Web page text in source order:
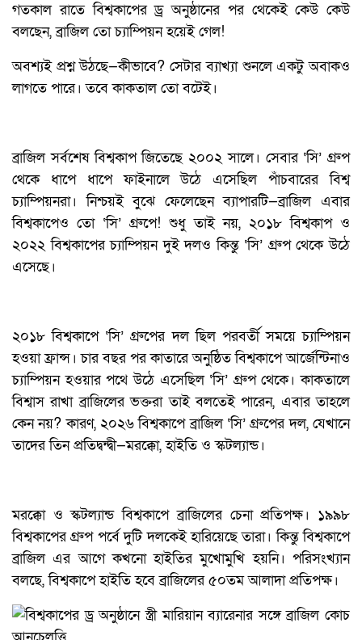
গতকাল রাতে বিশ্বকাপের ড্র অনুষ্ঠানের পর থেকেই কেউ কেউ
বলছেন, ব্রাজিল তো চ্যাম্পিয়ন হয়েই গেল!
অবশ্যই প্রশ্ন উঠছে—কীভাবে? সেটার ব্যাখ্যা শুনলে একটু অবাকও
লাগতে পারে। তবে কাকতাল তো বটেই।
ব্রাজিল সর্বশেষ বিশ্বকাপ জিতেছে ২০০২ সালে। সেবার ‘সি’ গ্রুপ
থেকে ধাপে ধাপে ফাইনালে উঠে এসেছিল পাঁচবারের বিশ্ব
চ্যাম্পিয়নরা। নিশ্চয়ই বুঝে ফেলেছেন ব্যাপারটি—ব্রাজিল এবার
বিশ্বকাপেও তো ‘সি’ গ্রুপে! শুধু তাই নয়, ২০১৮ বিশ্বকাপ ও
২০২২ বিশ্বকাপের চ্যাম্পিয়ন দুই দলও কিন্তু ‘সি’ গ্রুপ থেকে উঠে
এসেছে।
২০১৮ বিশ্বকাপে ‘সি’ গ্রুপের দল ছিল পরবর্তী সময়ে চ্যাম্পিয়ন
হওয়া ফ্রান্স। চার বছর পর কাতারে অনুষ্ঠিত বিশ্বকাপে আর্জেন্টিনাও
চ্যাম্পিয়ন হওয়ার পথে উঠে এসেছিল ‘সি’ গ্রুপ থেকে। কাকতালে
বিশ্বাস রাখা ব্রাজিলের ভক্তরা তাই বলতেই পারেন, এবার তাহলে
কেন নয়? কারণ, ২০২৬ বিশ্বকাপে ব্রাজিল ‘সি’ গ্রুপের দল, যেখানে
তাদের তিন প্রতিদ্বন্দ্বী—মরক্কো, হাইতি ও স্কটল্যান্ড।
মরক্কো ও স্কটল্যান্ড বিশ্বকাপে ব্রাজিলের চেনা প্রতিপক্ষ। ১৯৯৮
বিশ্বকাপের গ্রুপ পর্বে দুটি দলকেই হারিয়েছে তারা। কিন্তু বিশ্বকাপে
ব্রাজিল এর আগে কখনো হাইতির মুখোমুখি হয়নি। পরিসংখ্যান
বলছে, বিশ্বকাপে হাইতি হবে ব্রাজিলের ৫০তম আলাদা প্রতিপক্ষ।